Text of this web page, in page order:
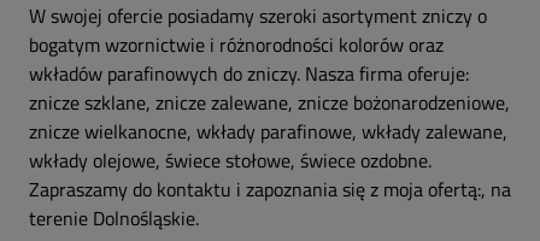
W swojej ofercie posiadamy szeroki asortyment zniczy o
bogatym wzornictwie i różnorodności kolorów oraz
wkładów parafinowych do zniczy. Nasza firma oferuje:
znicze szklane, znicze zalewane, znicze bożonarodzeniowe,
znicze wielkanocne, wkłady parafinowe, wkłady zalewane,
wkłady olejowe, świece stołowe, świece ozdobne.
Zapraszamy do kontaktu i zapoznania się z moja ofertą:, na
terenie Dolnośląskie.